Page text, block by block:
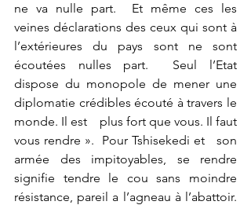
ne va nulle part.  Et même ces les
veines déclarations des ceux qui sont à
l’extérieures du pays sont ne sont
écoutées nulles part.  Seul l’Etat
dispose du monopole de mener une
diplomatie crédibles écouté à travers le
monde. Il est    plus fort que vous. Il faut
vous rendre ».  Pour Tshisekedi et   son
armée des impitoyables, se rendre
signifie tendre le cou sans moindre
résistance, pareil a l’agneau à l’abattoir.